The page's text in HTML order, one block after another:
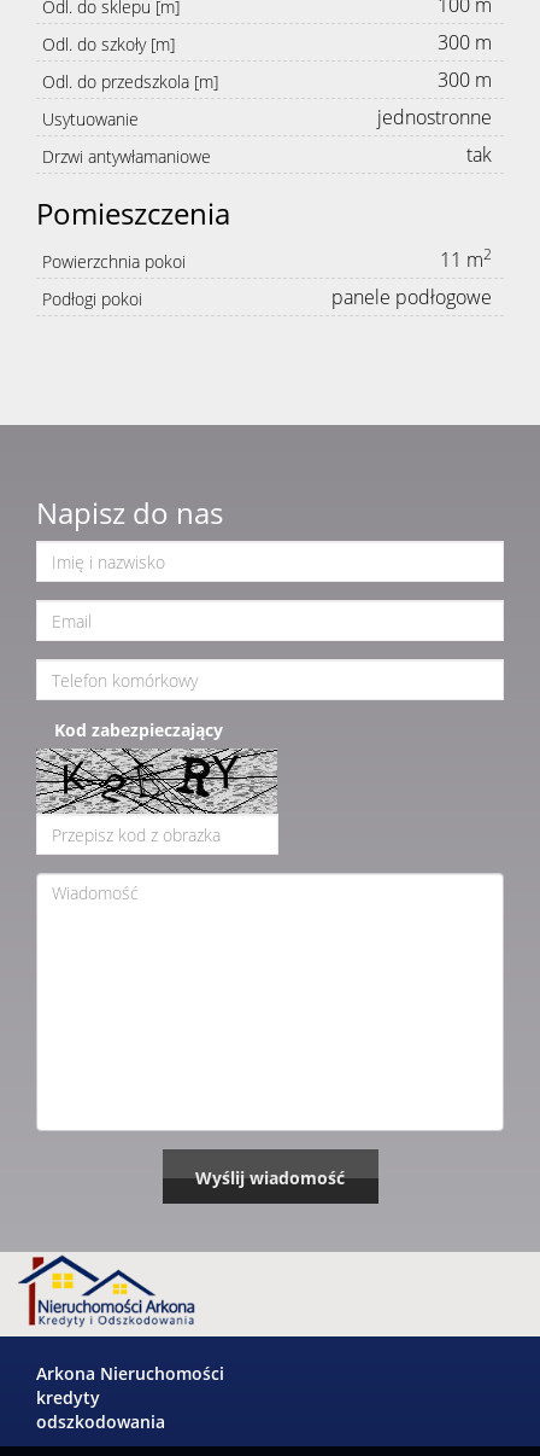
Odl. do sklepu [m]
Odl. do szkoły [m] 300 m
Odl. do przedszkola [m] 300 m
Usytuowanie jednostronne
Drzwi antywłamaniowe tak
Pomieszczenia
Powierzchnia pokoi 11 m2
Podłogi pokoi panele podłogowe
Napisz do nas
Kod zabezpieczający
Arkona Nieruchomości
kredyty
odszkodowania